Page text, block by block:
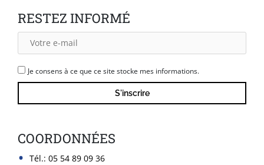
RESTEZ INFORMÉ
Je consens à ce que ce site stocke mes informations.
COORDONNÉES
Tél.: 05 54 89 09 36